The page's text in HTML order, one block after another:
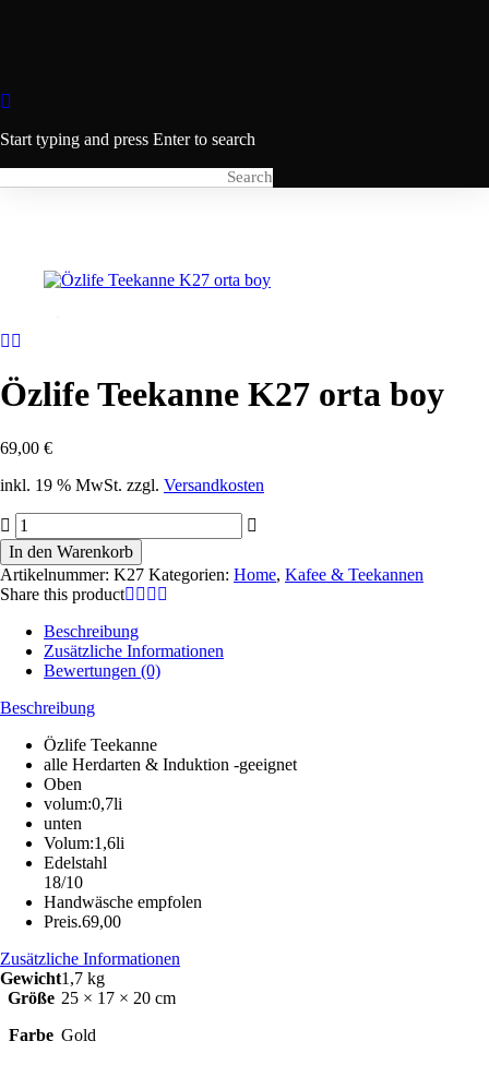
Start typing and press Enter to search
Özlife Teekanne K27 orta boy
69,00 €
inkl. 19 % MwSt. zzgl. Versandkosten
Özlife
Teekanne
K27
orta
boy
In den Warenkorb
Artikelnummer: K27 Kategorien: Home, Kafee & Teekannen
Share this product
Beschreibung
Zusätzliche Informationen
Bewertungen (0)
Beschreibung
Özlife Teekanne
alle Herdarten & Induktion -geeignet
Oben
volum:0,7li
unten
Volum:1,6li
Edelstahl
18/10
Handwäsche empfolen
Preis.69,00
Zusätzliche Informationen
Gewicht1,7 kg
Größe 25 × 17 × 20 cm
Farbe Gold